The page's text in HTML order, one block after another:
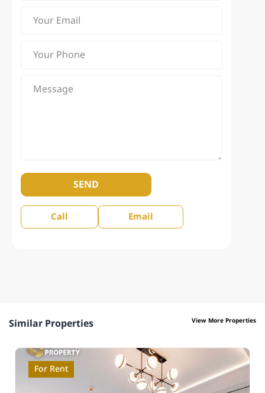
SEND
Call Email
Similar Properties View More Properties
For Rent